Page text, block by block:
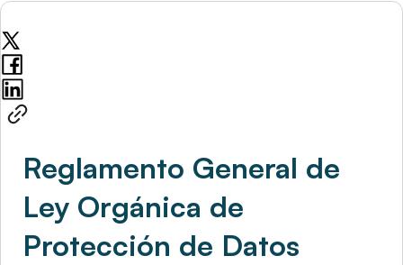
Reglamento General de
Ley Orgánica de
Protección de Datos